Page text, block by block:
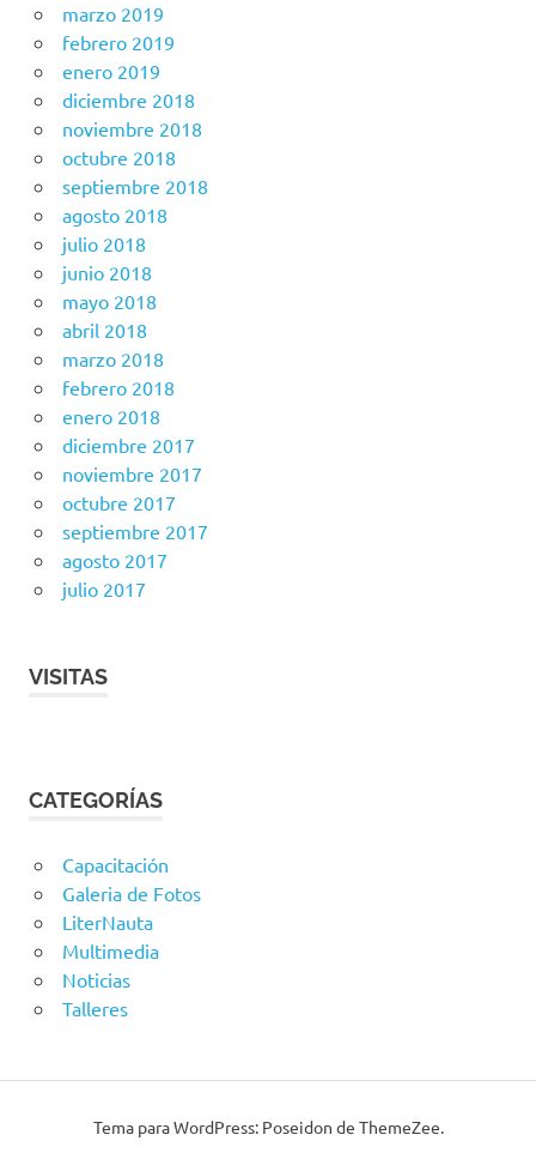
marzo 2019
febrero 2019
enero 2019
diciembre 2018
noviembre 2018
octubre 2018
septiembre 2018
agosto 2018
julio 2018
junio 2018
mayo 2018
abril 2018
marzo 2018
febrero 2018
enero 2018
diciembre 2017
noviembre 2017
octubre 2017
septiembre 2017
agosto 2017
julio 2017
VISITAS
CATEGORÍAS
Capacitación
Galeria de Fotos
LiterNauta
Multimedia
Noticias
Talleres
Tema para WordPress: Poseidon de ThemeZee.